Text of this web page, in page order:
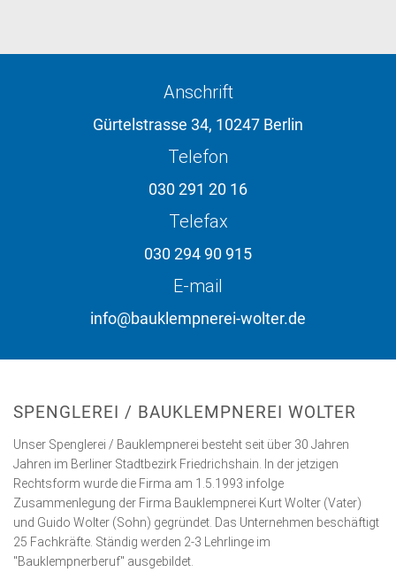
Anschrift
Gürtelstrasse 34, 10247 Berlin
Telefon
030 291 20 16
Telefax
030 294 90 915
E-mail
info@bauklempnerei-wolter.de
SPENGLEREI / BAUKLEMPNEREI WOLTER
Unser Spenglerei / Bauklempnerei besteht seit über 30 Jahren
Jahren im Berliner Stadtbezirk Friedrichshain. In der jetzigen
Rechtsform wurde die Firma am 1.5.1993 infolge
Zusammenlegung der Firma Bauklempnerei Kurt Wolter (Vater)
und Guido Wolter (Sohn) gegründet. Das Unternehmen beschäftigt
25 Fachkräfte. Ständig werden 2-3 Lehrlinge im
"Bauklempnerberuf" ausgebildet.